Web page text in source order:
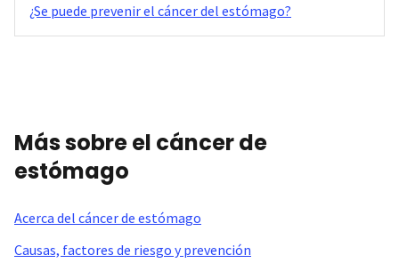
¿Se puede prevenir el cáncer del estómago?
Más sobre el cáncer de
estómago
Acerca del cáncer de estómago
Causas, factores de riesgo y prevención